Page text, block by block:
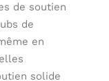
de soutien
de
en
solide